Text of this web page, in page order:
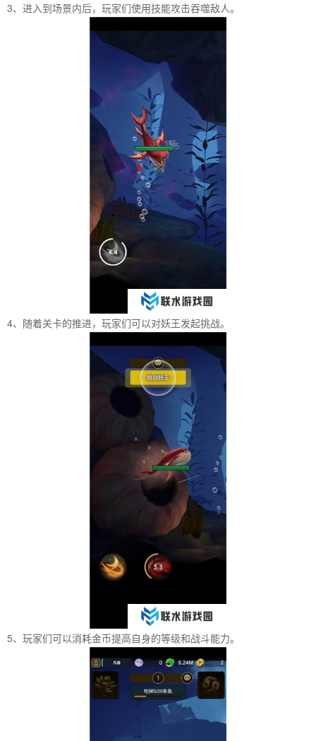
3、进入到场景内后，玩家们使用技能攻击吞噬敌人。
4、随着关卡的推进，玩家们可以对妖王发起挑战。
5、玩家们可以消耗金币提高自身的等级和战斗能力。